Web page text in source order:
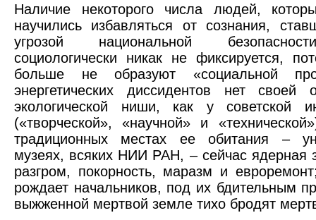
Наличие некоторого числа людей,
научились избавляться от сознания,
угрозой национальной
социологически никак не фиксируется,
больше не образуют «социальной
энергетических диссидентов нет своей
экологической ниши, как у советской
(«творческой», «научной» и
традиционных местах ее обитания –
музеях, всяких НИИ РАН, – сейчас ядерная
разгром, покорность, маразм и
рождает начальников, под их бдительным
выжженной мертвой земле тихо бродят